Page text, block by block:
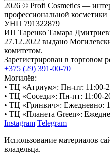
2026 © Profi Cosmetics —
профессиональной косметики
УНП 791322879
ИП Таренко Тамара
27.12.2022 выдано
комитетом.
Зарегистрирован в торговом
+375 (29) 391-00-70
Могилёв:
• ТЦ «Атриум»: Пн-пт: 11:00-
• ТЦ «Соседи»: Пн-пт: 11:00-
• ТЦ «Гринвич»: Ежедневно:
• ТЦ «Планета Green»:
Instagram Telegram
Использование материалов
владельца.